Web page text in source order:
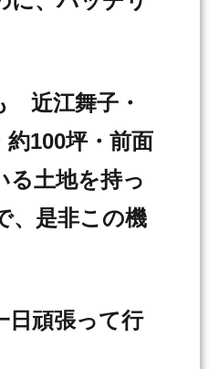
近江舞子・
約100坪・前面
る土地を持っ
、是非この機
日頑張って行